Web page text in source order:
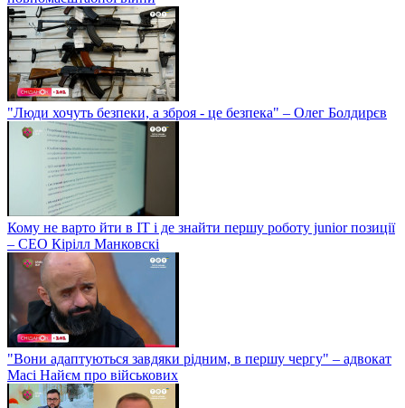
"Люди хочуть безпеки, а зброя - це безпека" – Олег Болдирєв
Кому не варто йти в IT і де знайти першу роботу junior позиції
– СЕО Кірілл Манковскі
"Вони адаптуються завдяки рідним, в першу чергу" – адвокат
Масі Найєм про військових